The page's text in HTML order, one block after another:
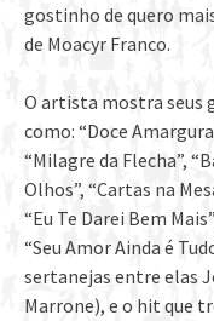
gostinho de quero
de Moacyr Franco.
O artista mostra seus
como: “Doce
“Milagre da Flecha”,
Olhos”, “Cartas na
“Eu Te Darei Bem
“Seu Amor Ainda é
sertanejas entre elas
Marrone), e o hit que